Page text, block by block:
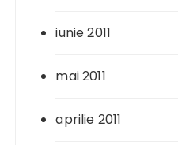
iunie 2011
mai 2011
aprilie 2011